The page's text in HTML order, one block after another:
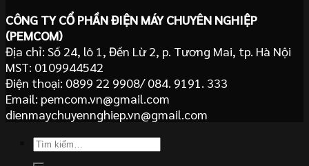
CÔNG TY CỔ PHẦN ĐIỆN MÁY CHUYÊN NGHIỆP
(PEMCOM)
Địa chỉ: Số 24, lô 1, Đền Lừ 2, p. Tương Mai, tp. Hà Nội
MST: 0109944542
Điện thoại: 0899 22 9908/ 084. 9191. 333
Email: pemcom.vn@gmail.com
dienmaychuyennghiep.vn@gmail.com
Tìm
kiếm: